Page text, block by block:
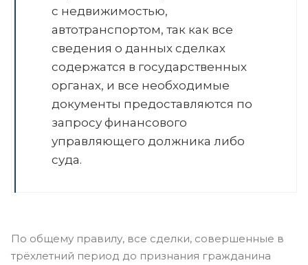
с недвижимостью,
автотранспортом, так как все
сведения о данных сделках
содержатся в государственных
органах, и все необходимые
документы предоставляются по
запросу финансового
управляющего должника либо
суда.
По общему правилу, все сделки, совершенные в
трёхлетний период до признания гражданина